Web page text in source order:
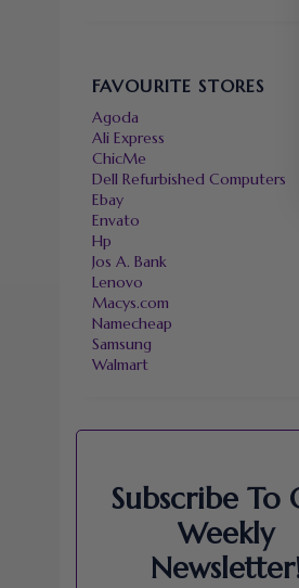
FAVOURITE STORES
Agoda
Ali Express
ChicMe
Dell Refurbished Computers
Ebay
Envato
Hp
Jos A. Bank
Lenovo
Macys.com
Namecheap
Samsung
Walmart
Subscribe To
Weekly